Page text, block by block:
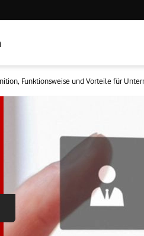
Funktionsweise und Vorteile für